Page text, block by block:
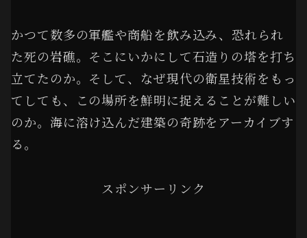
かつて数多の軍艦や商船を飲み込み、恐れられ
た死の岩礁。そこにいかにして石造りの塔を打ち
立てたのか。そして、なぜ現代の衛星技術をもっ
てしても、この場所を鮮明に捉えることが難しい
のか。海に溶け込んだ建築の奇跡をアーカイブす
る。
スポンサーリンク